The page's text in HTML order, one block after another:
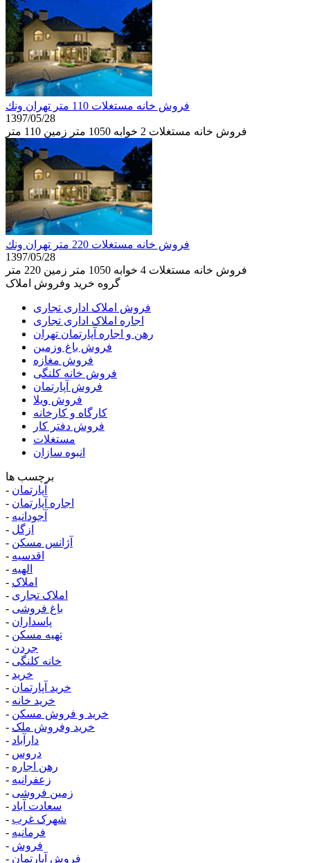
فروش خانه مستغلات 110 متر تهران ونك
1397/05/28
فروش خانه مستغلات 2 خوابه 1050 متر زمین 110 متر
فروش خانه مستغلات 220 متر تهران ونك
1397/05/28
فروش خانه مستغلات 4 خوابه 1050 متر زمین 220 متر
گروه خرید وفروش املاک
فروش املاک اداری تجاری
اجاره املاک اداری تجاری
رهن و اجاره آپارتمان تهران
فروش باغ وزمین
فروش مغازه
فروش خانه کلنگی
فروش آپارتمان
فروش ویلا
کارگاه و کارخانه
فروش دفتر کار
مستغلات
انبوه سازان
برچسب ها
- آپارتمان
- اجاره آپارتمان
- آجودانیه
- ازگل
- آژانس مسکن
- اقدسیه
- الهیه
- املاک
- املاک تجاری
- باغ فروشی
- پاسداران
- تهیه مسکن
- جردن
- خانه کلنگی
- خرید
- خرید آپارتمان
- خرید خانه
- خرید و فروش مسکن
- خرید وفروش ملک
- دارآباد
- دروس
- رهن اجاره
- زعفرانیه
- زمین فروشی
- سعادت آباد
- شهرک غرب
- فرمانیه
- فروش
- فروش آپارتمان